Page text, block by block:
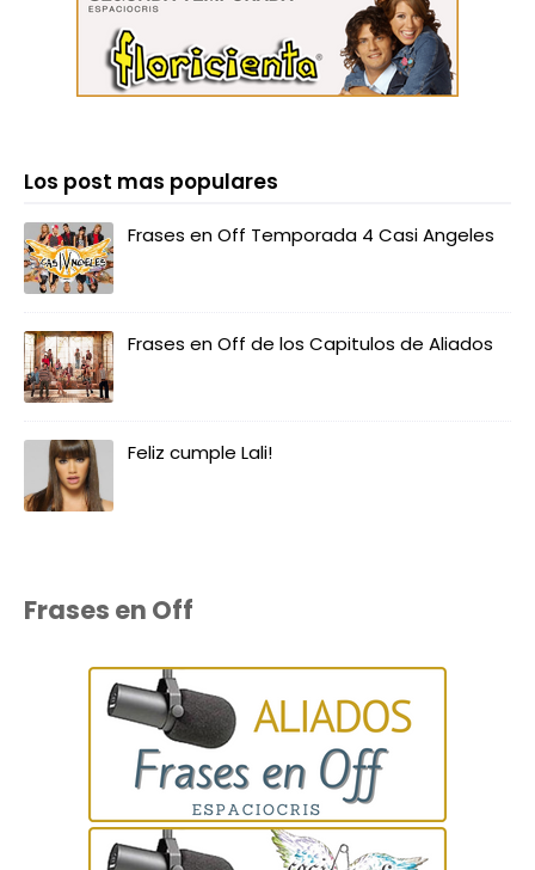
Los post mas populares
Frases en Off Temporada 4 Casi Angeles
Frases en Off de los Capitulos de Aliados
Feliz cumple Lali!
Frases en Off